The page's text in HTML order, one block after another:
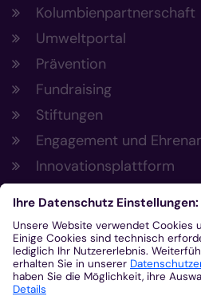
Kolumbienpartnerschaft
Umweltportal
Prävention
Fundraising
Stiftungen
Engagement und
Innovationsplattform
Aus der Plattform
Nachrichten
Veranstaltungen
Gottesdienste